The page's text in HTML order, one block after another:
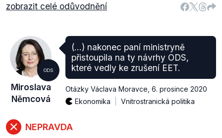
zobrazit celé odůvodnění
ODS
Miroslava
Němcová
(...) nakonec paní ministryně
přistoupila na ty návrhy ODS,
které vedly ke zrušení EET.
Otázky Václava Moravce 6. prosince 2020
Ekonomika
Vnitrostranická politika
NEPRAVDA